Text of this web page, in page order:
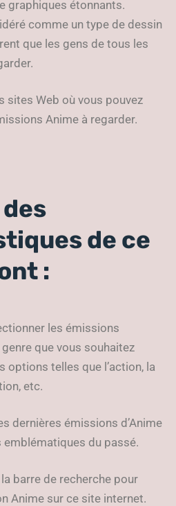
graphiques étonnants.
comme un type de dessin
que les gens de tous les
sites Web où vous pouvez
Anime à regarder.
de ce
:
les émissions
que vous souhaitez
options telles que l’action, la
etc.
dernières émissions d’Anime
du passé.
barre de recherche pour
Anime sur ce site internet.